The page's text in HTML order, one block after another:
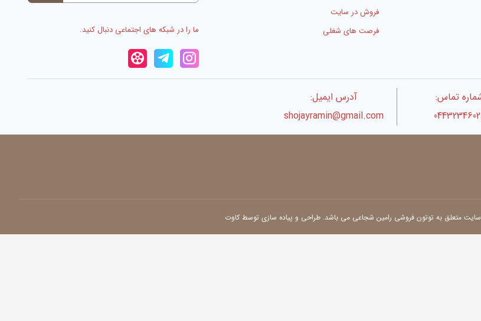
فروش در سایت
فرصت های شغلی
ما را در شبکه های اجتماعی دنبال کنید.
تماس:
آدرس ایمیل:
shojayramin@gmail.com
متعلق به توتون فروشی رامین شجاعی می باشد. طراحی و پیاده سازی توسط کاوت